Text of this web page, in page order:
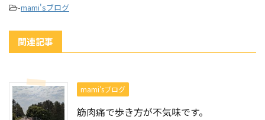
-mami'sブログ
関連記事
mami'sブログ
筋肉痛で歩き方が不気味です。